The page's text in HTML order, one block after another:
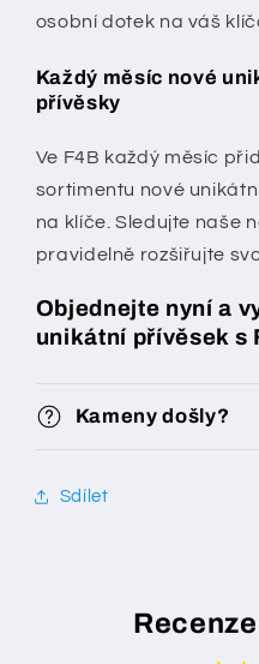
osobní dotek na váš
Každý měsíc nové
přívěsky
Ve F4B každý měsíc
sortimentu nové
na klíče. Sledujte naše
pravidelně rozšiřujte
Objednejte nyní a
unikátní přívěsek s
Kameny došly?
Sdílet